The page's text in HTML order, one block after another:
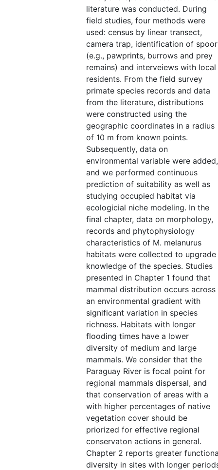
literature was conducted. During
field studies, four methods were
used: census by linear transect,
camera trap, identification of spoor
(e.g., pawprints, burrows and prey
remains) and interveiews with local
residents. From the field survey
primate species records and data
from the literature, distributions
were constructed using the
geographic coordinates in a radius
of 10 m from known points.
Subsequently, data on
environmental variable were added,
and we performed continuous
prediction of suitability as well as
studying occupied habitat via
ecologicial niche modeling. In the
final chapter, data on morphology,
records and phytophysiology
characteristics of M. melanurus
habitats were collected to upgrade
knowledge of the species. Studies
presented in Chapter 1 found that
mammal distribution occurs across
an environmental gradient with
significant variation in species
richness. Habitats with longer
flooding times have a lower
diversity of medium and large
mammals. We consider that the
Paraguay River is focal point for
regional mammals dispersal, and
that conservation of areas with a
with higher percentages of native
vegetation cover should be
priorized for effective regional
conservaton actions in general.
Chapter 2 reports greater
diversity in sites with longer